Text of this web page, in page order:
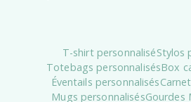
T-shirt personnaliséStylos
Totebags personnalisésBox
Éventails personnalisés
Mugs personnalisésGourdes